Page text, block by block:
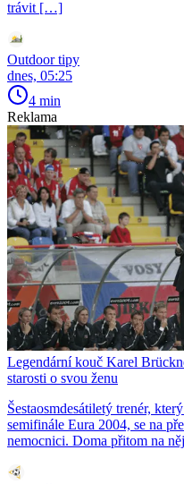
trávit […]
Outdoor tipy
dnes, 05:25
4 min
Reklama
Legendární kouč Karel
starosti o svou ženu
Šestaosmdesátiletý trenér,
semifinále Eura 2004, se na
nemocnici. Doma přitom na